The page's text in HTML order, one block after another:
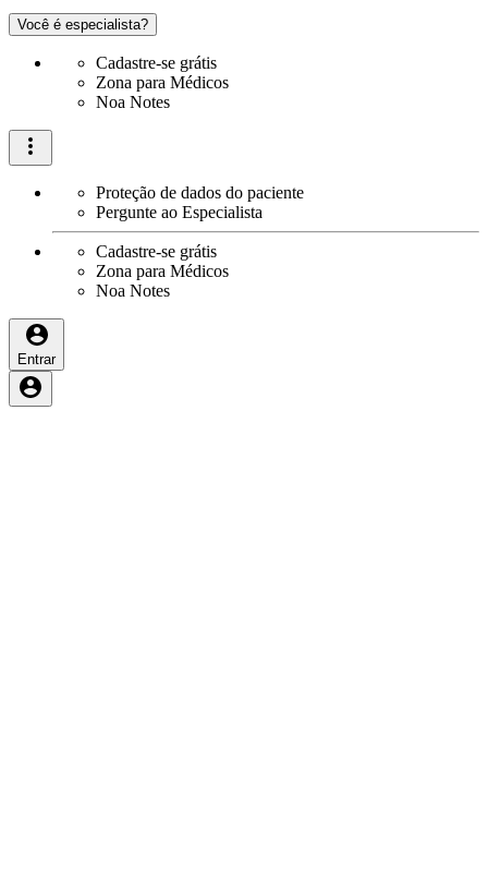
Você é especialista?
Cadastre-se grátis
Zona para Médicos
Noa Notes
Proteção de dados do paciente
Pergunte ao Especialista
Cadastre-se grátis
Zona para Médicos
Noa Notes
Entrar